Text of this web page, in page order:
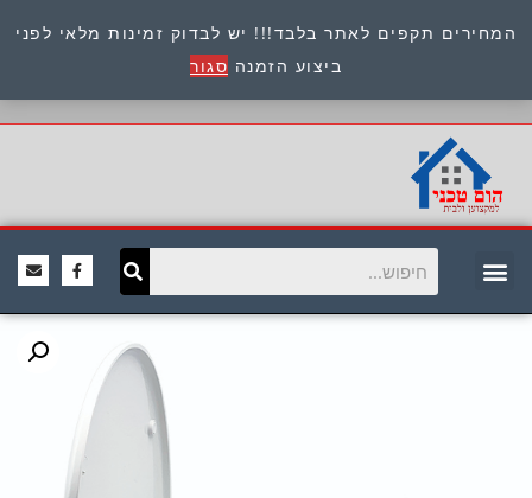
המחירים תקפים לאתר בלבד!!! יש לבדוק זמינות מלאי לפני
ביצוע הזמנה סגור
כתובת : היוזמים 9 אור יהודה שירות לקוחות 054-
8945722